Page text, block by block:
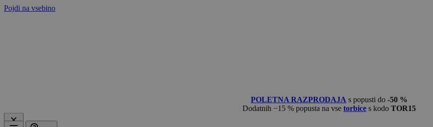
Pojdi na vsebino
POLETNA RAZPRODAJA s popusti do -50 %
Dodatnih −15 % popusta na vse torbice s kodo TOR15